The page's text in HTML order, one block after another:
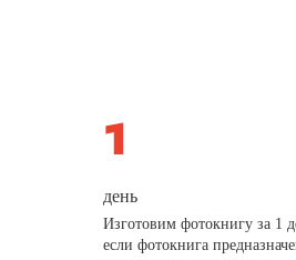
день
Изготовим фотокнигу за 1
если фотокнига